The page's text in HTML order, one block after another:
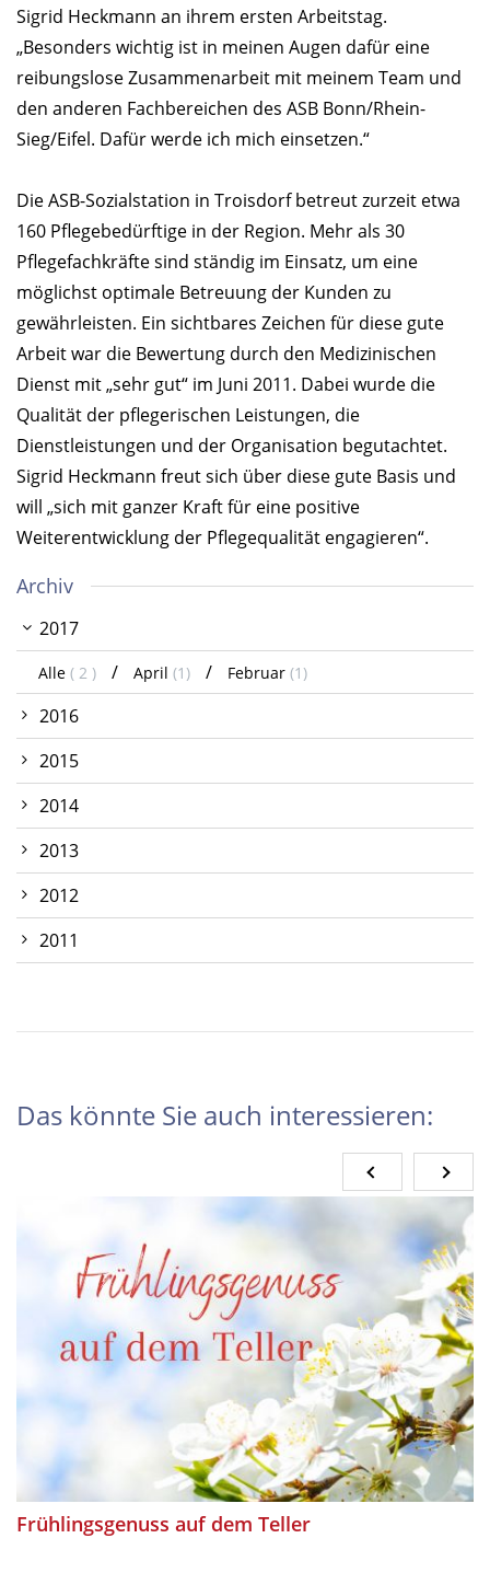
Sigrid Heckmann an ihrem ersten Arbeitstag.
„Besonders wichtig ist in meinen Augen dafür eine
reibungslose Zusammenarbeit mit meinem Team und
den anderen Fachbereichen des ASB Bonn/Rhein-
Sieg/Eifel. Dafür werde ich mich einsetzen.“
Die ASB-Sozialstation in Troisdorf betreut zurzeit etwa
160 Pflegebedürftige in der Region. Mehr als 30
Pflegefachkräfte sind ständig im Einsatz, um eine
möglichst optimale Betreuung der Kunden zu
gewährleisten. Ein sichtbares Zeichen für diese gute
Arbeit war die Bewertung durch den Medizinischen
Dienst mit „sehr gut“ im Juni 2011. Dabei wurde die
Qualität der pflegerischen Leistungen, die
Dienstleistungen und der Organisation begutachtet.
Sigrid Heckmann freut sich über diese gute Basis und
will „sich mit ganzer Kraft für eine positive
Weiterentwicklung der Pflegequalität engagieren“.
Archiv
2017
Alle ( 2 ) April (1) Februar (1)
2016
2015
2014
2013
2012
2011
Das könnte Sie auch interessieren:
Frühlingsgenuss auf dem Teller